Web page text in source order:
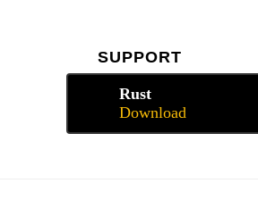
SUPPORT
Rust
Download